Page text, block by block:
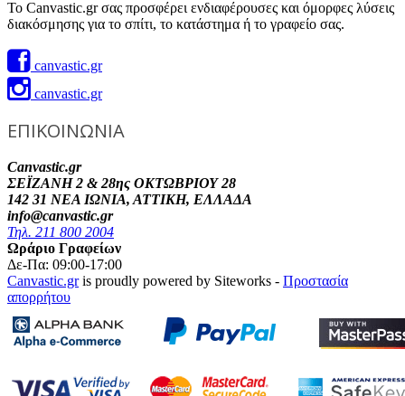
Το Canvastic.gr σας προσφέρει ενδιαφέρουσες και όμορφες λύσεις
διακόσμησης για το σπίτι, το κατάστημα ή το γραφείο σας.
canvastic.gr
canvastic.gr
ΕΠΙΚΟΙΝΩΝΙΑ
Canvastic.gr
ΣΕΪΖΑΝΗ 2 & 28ης ΟΚΤΩΒΡΙΟΥ 28
142 31 ΝΕΑ ΙΩΝΙΑ, ΑΤΤΙΚΗ, ΕΛΛΑΔΑ
info@canvastic.gr
Τηλ. 211 800 2004
Ωράριο Γραφείων
Δε-Πα: 09:00-17:00
Canvastic.gris proudly powered by Siteworks - Προστασία
απορρήτου